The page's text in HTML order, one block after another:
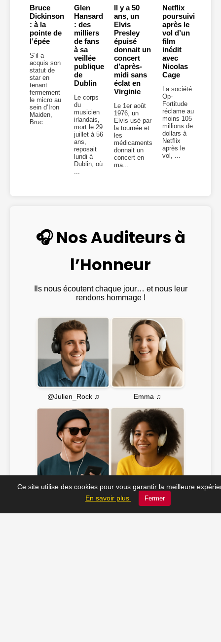
Bruce
Dickinson
: à la
pointe de
l’épée
S’il a
acquis son
statut de
star en
tenant
fermement
le micro au
sein d’Iron
Maiden,
Bruc...
Glen
Hansard
: des
milliers
de fans
à sa
veillée
publique
de
Dublin
Le corps
du
musicien
irlandais,
mort le 29
juillet à 56
ans,
reposait
lundi à
Dublin, où
Il y a 50
ans, un
Elvis
Presley
épuisé
donnait un
concert
d’après-
midi sans
éclat en
Virginie
Le 1er août
1976, un
Elvis usé par
la tournée et
les
médicaments
donnait un
concert en
ma...
Netflix
poursuivi
après le
vol d’un
film
inédit
avec
Nicolas
Cage
La société
Op-
Fortitude
réclame au
moins 105
millions de
dollars à
Netflix
après le
vol, ...
🎧 Nos Auditeurs à
l’Honneur
Ils nous écoutent chaque jour… et nous leur
rendons hommage !
@Julien_Rock ♫ Emma ♫
JC_13 ♫ Soline ♫
Ce site utilise des cookies pour vous garantir la meilleure
En savoir plus
Fermer